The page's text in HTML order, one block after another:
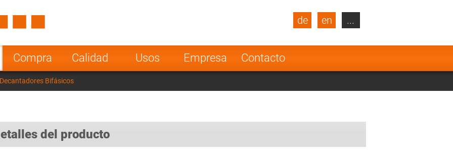
Compra Calidad Usos Empresa Contacto
de en
Turkey
Poland Norway
Netherlands
Greece
...
Bifásicos
del producto